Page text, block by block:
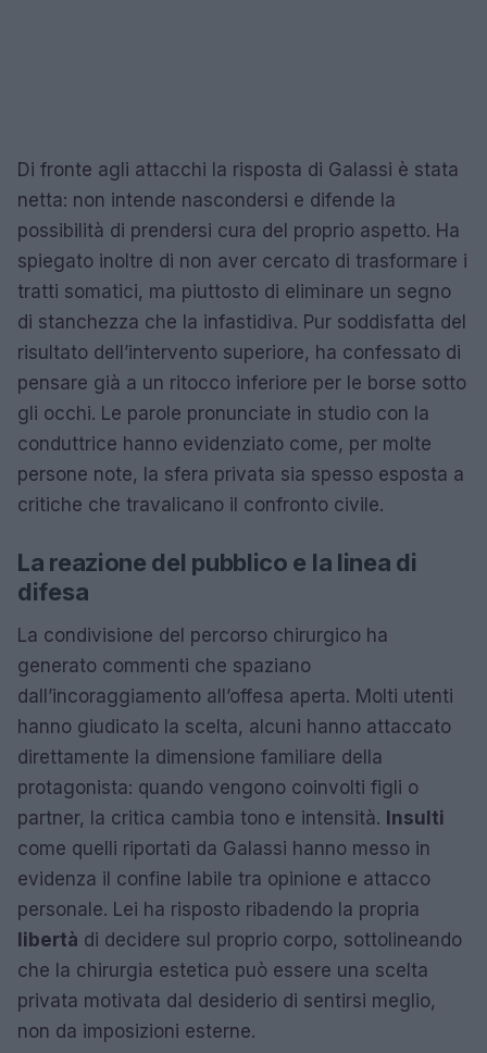
Di fronte agli attacchi la risposta di Galassi è stata
netta: non intende nascondersi e difende la
possibilità di prendersi cura del proprio aspetto. Ha
spiegato inoltre di non aver cercato di trasformare i
tratti somatici, ma piuttosto di eliminare un segno
di stanchezza che la infastidiva. Pur soddisfatta del
risultato dell’intervento superiore, ha confessato di
pensare già a un ritocco inferiore per le borse sotto
gli occhi. Le parole pronunciate in studio con la
conduttrice hanno evidenziato come, per molte
persone note, la sfera privata sia spesso esposta a
critiche che travalicano il confronto civile.
La reazione del pubblico e la linea di
difesa
La condivisione del percorso chirurgico ha
generato commenti che spaziano
dall’incoraggiamento all’offesa aperta. Molti utenti
hanno giudicato la scelta, alcuni hanno attaccato
direttamente la dimensione familiare della
protagonista: quando vengono coinvolti figli o
partner, la critica cambia tono e intensità. Insulti
come quelli riportati da Galassi hanno messo in
evidenza il confine labile tra opinione e attacco
personale. Lei ha risposto ribadendo la propria
libertà di decidere sul proprio corpo, sottolineando
che la chirurgia estetica può essere una scelta
privata motivata dal desiderio di sentirsi meglio,
non da imposizioni esterne.